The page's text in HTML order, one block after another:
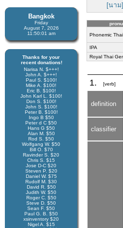
Bangkok
Friday
August 7, 2026
11:50:01 am
Thanks for your
recent donations!
Narisa N. $+++!
John A. $+++!
Paul S. $100!
Mike A. $100!
Eric B. $100!
John Karl L. $100!
Don S. $100!
John S. $100!
Peter B. $100!
Ingo B $50
Peter d C $50
Hans G $50
Alan M. $50
Rod S. $50
Wolfgang W. $50
Bill O. $70
Ravinder S. $20
Chris S. $15
Jose D-C $20
Steven P. $20
Daniel W. $75
Rudolf M. $30
David R. $50
Judith W. $50
Roger C. $50
Steve D. $50
Sean F. $50
Paul G. B. $50
xsinventory $20
Nigel A. $15
[นาม]
Phonemic Thai
IPA
Royal Thai
1. [verb]
definition
classifier